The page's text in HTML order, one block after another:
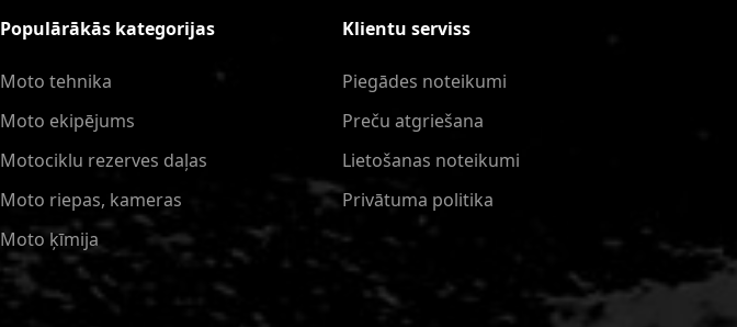
Populārākās kategorijas
Moto tehnika
Moto ekipējums
Motociklu rezerves daļas
Moto riepas, kameras
Moto ķīmija
Klientu serviss
Piegādes noteikumi
Preču atgriešana
Lietošanas noteikumi
Privātuma politika